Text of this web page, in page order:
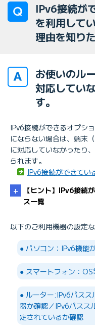
IPv6接続が
を利用して
理由を知り
お使いのル
対応してい
す。
IPv6接続ができるオプシ
にならない場合は、端末
に対応していなかったり
られます。
IPv6接続ができてい
【ヒント】IPv6接続
ス一覧
IPv6オプション
IPv6オプション
以下のご利用機器の設定
● パソコン：IPv6機能
● スマートフォン：
● ルーター:IPv6パス
器か確認／IPv6パスス
定されているか確認